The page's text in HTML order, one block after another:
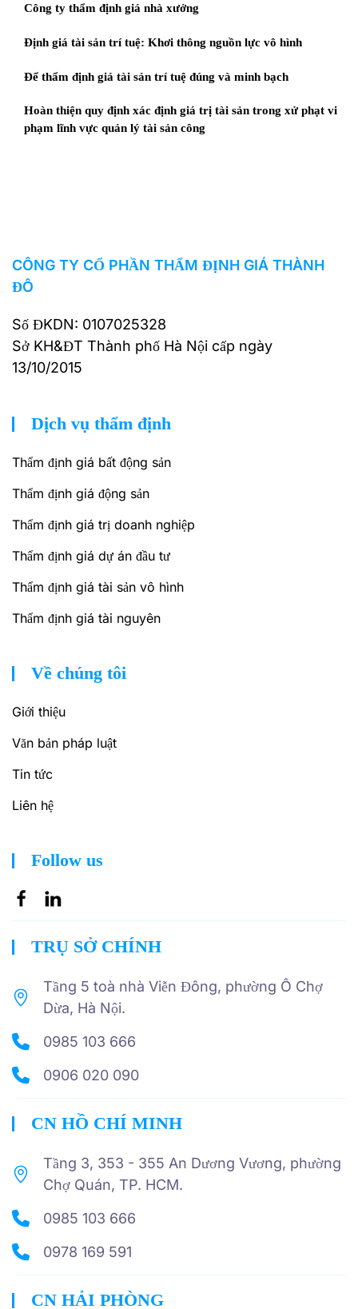
Công ty thẩm định giá nhà xưởng
Định giá tài sản trí tuệ: Khơi thông nguồn lực vô hình
Để thẩm định giá tài sản trí tuệ đúng và minh bạch
Hoàn thiện quy định xác định giá trị tài sản trong xử phạt vi
phạm lĩnh vực quản lý tài sản công
CÔNG TY CỔ PHẦN THẨM ĐỊNH GIÁ THÀNH
ĐÔ
Số ĐKDN: 0107025328
Sở KH&ĐT Thành phố Hà Nội cấp ngày
13/10/2015
Dịch vụ thẩm định
Thẩm định giá bất động sản
Thẩm định giá động sản
Thẩm định giá trị doanh nghiệp
Thẩm định giá dự án đầu tư
Thẩm định giá tài sản vô hình
Thẩm định giá tài nguyên
Về chúng tôi
Giới thiệu
Văn bản pháp luật
Tin tức
Liên hệ
Follow us
TRỤ SỞ CHÍNH
Tầng 5 toà nhà Viễn Đông, phường Ô Chợ
Dừa, Hà Nội.
0985 103 666
0906 020 090
CN HỒ CHÍ MINH
Tầng 3, 353 - 355 An Dương Vương, phường
Chợ Quán, TP. HCM.
0985 103 666
0978 169 591
CN HẢI PHÒNG